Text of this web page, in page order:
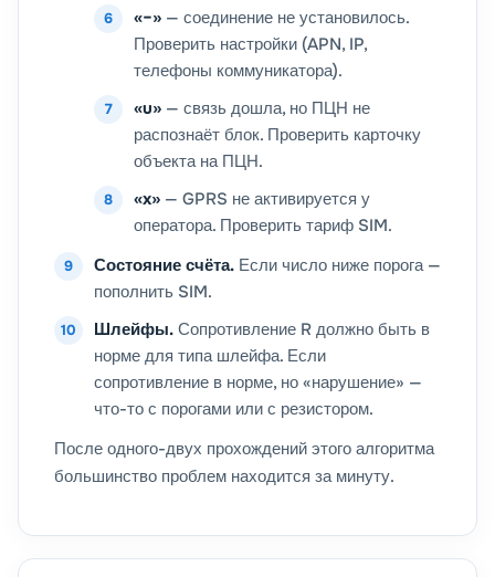
«−» — соединение не установилось.
Проверить настройки (APN, IP,
телефоны коммуникатора).
«u» — связь дошла, но ПЦН не
распознаёт блок. Проверить карточку
объекта на ПЦН.
«x» — GPRS не активируется у
оператора. Проверить тариф SIM.
Состояние счёта. Если число ниже порога —
пополнить SIM.
Шлейфы. Сопротивление R должно быть в
норме для типа шлейфа. Если
сопротивление в норме, но «нарушение» —
что-то с порогами или с резистором.
После одного-двух прохождений этого алгоритма
большинство проблем находится за минуту.